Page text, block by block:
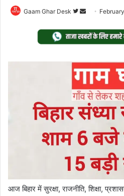
Gaam Ghar Desk
Follow
Twitter
Send
email
आज बिहार में सुरक्षा, राजनीति, शिक्षा,